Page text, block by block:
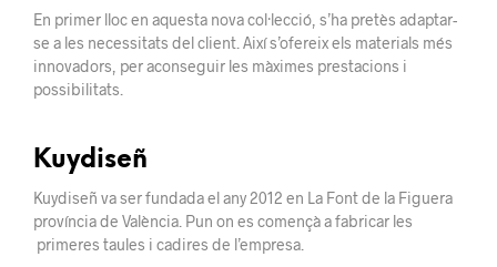
En primer lloc en aquesta nova col·lecció, s’ha pretès adaptar-
se a les necessitats del client. Així s’ofereix els materials més
innovadors, per aconseguir les màximes prestacions i
possibilitats.
Kuydiseñ
Kuydiseñ va ser fundada el any 2012 en La Font de la Figuera
província de València. Pun on es començà a fabricar les
primeres taules i cadires de l’empresa.